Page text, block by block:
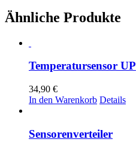
Ähnliche Produkte
Temperatursensor UP
34,90 €
In den Warenkorb Details
Sensorenverteiler